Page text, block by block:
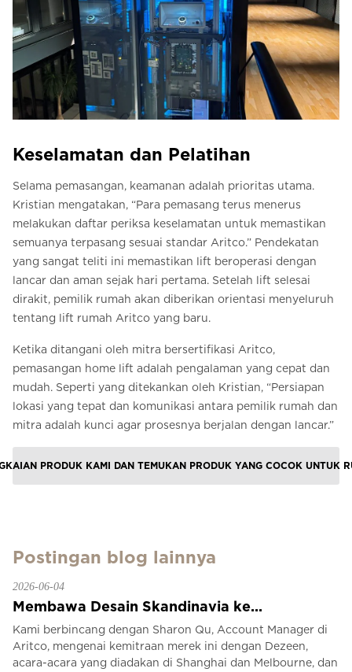
Keselamatan dan Pelatihan
Selama pemasangan, keamanan adalah prioritas utama.
Kristian mengatakan, “Para pemasang terus menerus
melakukan daftar periksa keselamatan untuk memastikan
semuanya terpasang sesuai standar Aritco.” Pendekatan
yang sangat teliti ini memastikan lift beroperasi dengan
lancar dan aman sejak hari pertama. Setelah lift selesai
dirakit, pemilik rumah akan diberikan orientasi menyeluruh
tentang lift rumah Aritco yang baru.
Ketika ditangani oleh mitra bersertifikasi Aritco,
pemasangan home lift adalah pengalaman yang cepat dan
mudah. Seperti yang ditekankan oleh Kristian, “Persiapan
lokasi yang tepat dan komunikasi antara pemilik rumah dan
mitra adalah kunci agar prosesnya berjalan dengan lancar.”
PRODUK KAMI DAN TEMUKAN PRODUK YANG COCOK UNTUK
Postingan blog lainnya
2026-06-04
Membawa Desain Skandinavia ke...
Kami berbincang dengan Sharon Qu, Account Manager di
Aritco, mengenai kemitraan merek ini dengan Dezeen,
acara-acara yang diadakan di Shanghai dan Melbourne, dan